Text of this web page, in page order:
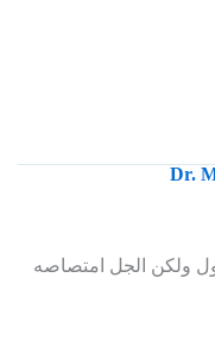
Dr.
ولكن الجل امتصاصه